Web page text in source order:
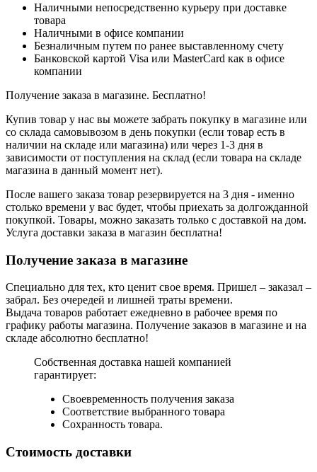
Наличными непосредственно курьеру при доставке
товара
Наличными в офисе компании
Безналичным путем по ранее выставленному счету
Банковской картой Visa или MasterCard как в офисе
компании
Получение заказа в магазине. Бесплатно!
Купив товар у нас вы можете забрать покупку в магазине или
со склада самовывозом в день покупки (если товар есть в
наличии на складе или магазина) или через 1-3 дня в
зависимости от поступления на склад (если товара на складе
магазина в данный момент нет).
После вашего заказа товар резервируется на 3 дня - именно
столько времени у вас будет, чтобы приехать за долгожданной
покупкой. Товары, можно заказать только с доставкой на дом.
Услуга доставки заказа в магазин бесплатна!
Получение заказа в магазине
Специально для тех, кто ценит свое время. Пришел – заказал –
забрал. Без очередей и лишней траты времени.
Выдача товаров работает ежедневно в рабочее время по
графику работы магазина. Получение заказов в магазине и на
складе абсолютно бесплатно!
Собственная доставка нашей компанией
гарантирует:
Своевременность получения заказа
Соответствие выбранного товара
Сохранность товара.
Стоимость доставки